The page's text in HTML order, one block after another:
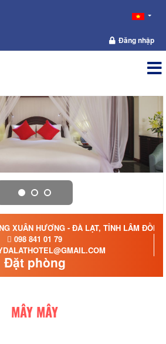
Đăng nhập
XUÂN HƯƠNG - ĐÀ LẠT, TỈNH LÂM ĐỒNG
098 841 01 79
Đặt phòng
MÂY MÂY